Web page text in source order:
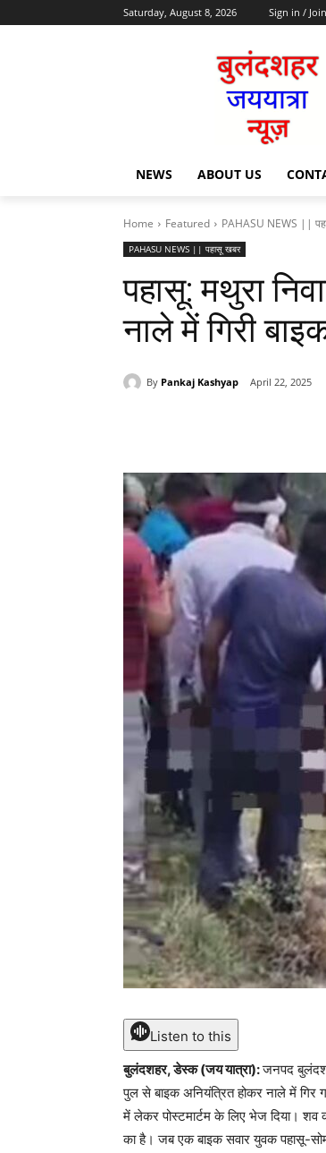
Saturday, August 8, 2026 Sign in / Join
NEWS ABOUT US
Home Featured PAHASU NEWS ||
PAHASU NEWS || पहासू खबर
पहासू: मथुरा
नाले में गिरी
By Pankaj Kashyap April 22, 2025
Listen to this
बुलंदशहर, डेस्क (जय यात्रा):जनपद
पुल से बाइक अनियंत्रित होकर नाले में गिर
में लेकर पोस्टमार्टम के लिए भेज दिया।
का है। जब एक बाइक सवार युवक पहासू-